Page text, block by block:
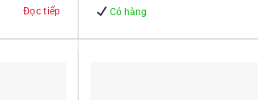
Đọc tiếp Có hàng